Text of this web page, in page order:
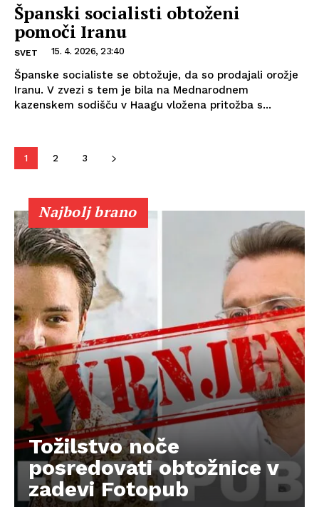
Španski socialisti obtoženi
pomoči Iranu
SVET 15. 4. 2026, 23:40
Španske socialiste se obtožuje, da so prodajali orožje
Iranu. V zvezi s tem je bila na Mednarodnem
kazenskem sodišču v Haagu vložena pritožba s...
1 2 3
Najbolj brano
Tožilstvo noče
posredovati obtožnice v
zadevi Fotopub